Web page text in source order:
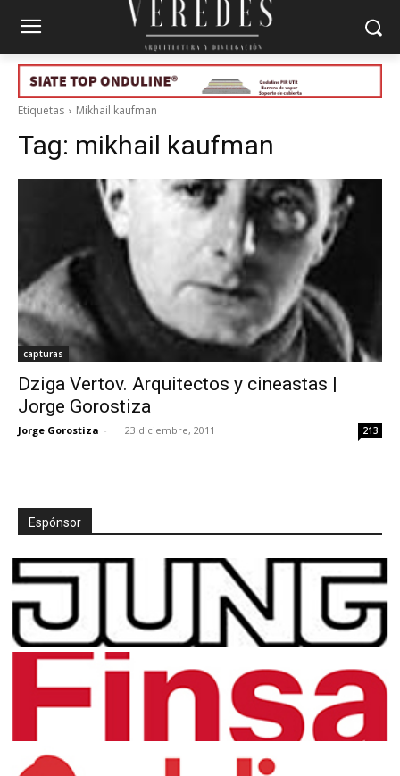
Etiquetas Mikhail kaufman
Tag: mikhail kaufman
capturas
Dziga Vertov. Arquitectos y cineastas |
Jorge Gorostiza
Jorge Gorostiza - 23 diciembre, 2011 213
Espónsor